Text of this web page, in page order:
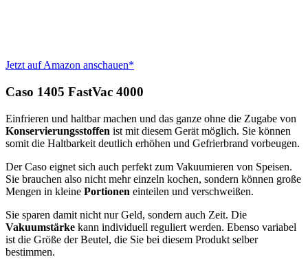
Jetzt auf Amazon anschauen*
Caso 1405 FastVac 4000
Einfrieren und haltbar machen und das ganze ohne die Zugabe von
Konservierungsstoffen ist mit diesem Gerät möglich. Sie können
somit die Haltbarkeit deutlich erhöhen und Gefrierbrand vorbeugen.
Der Caso eignet sich auch perfekt zum Vakuumieren von Speisen.
Sie brauchen also nicht mehr einzeln kochen, sondern können große
Mengen in kleine Portionen einteilen und verschweißen.
Sie sparen damit nicht nur Geld, sondern auch Zeit. Die
Vakuumstärke kann individuell reguliert werden. Ebenso variabel
ist die Größe der Beutel, die Sie bei diesem Produkt selber
bestimmen.